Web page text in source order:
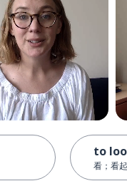
to
看；看